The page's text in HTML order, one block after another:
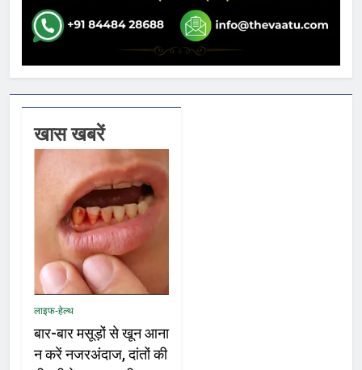
खास खबरें
लाइफ-हेल्थ
बार-बार मसूड़ों से खून आना
न करें नजरअंदाज, दांतों की